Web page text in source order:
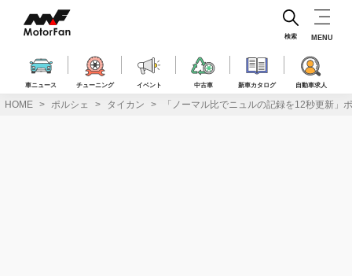
ス
車ニュース チューニング イベント 中古車 新車カタログ 自動車求人
検索 MENU
HOME ポルシェ タイカン 「ノーマル比でニュルの記録を12秒更新」